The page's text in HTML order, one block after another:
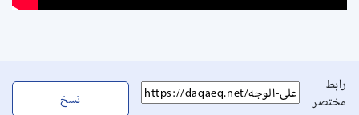
رابط
مختصر
نسخ